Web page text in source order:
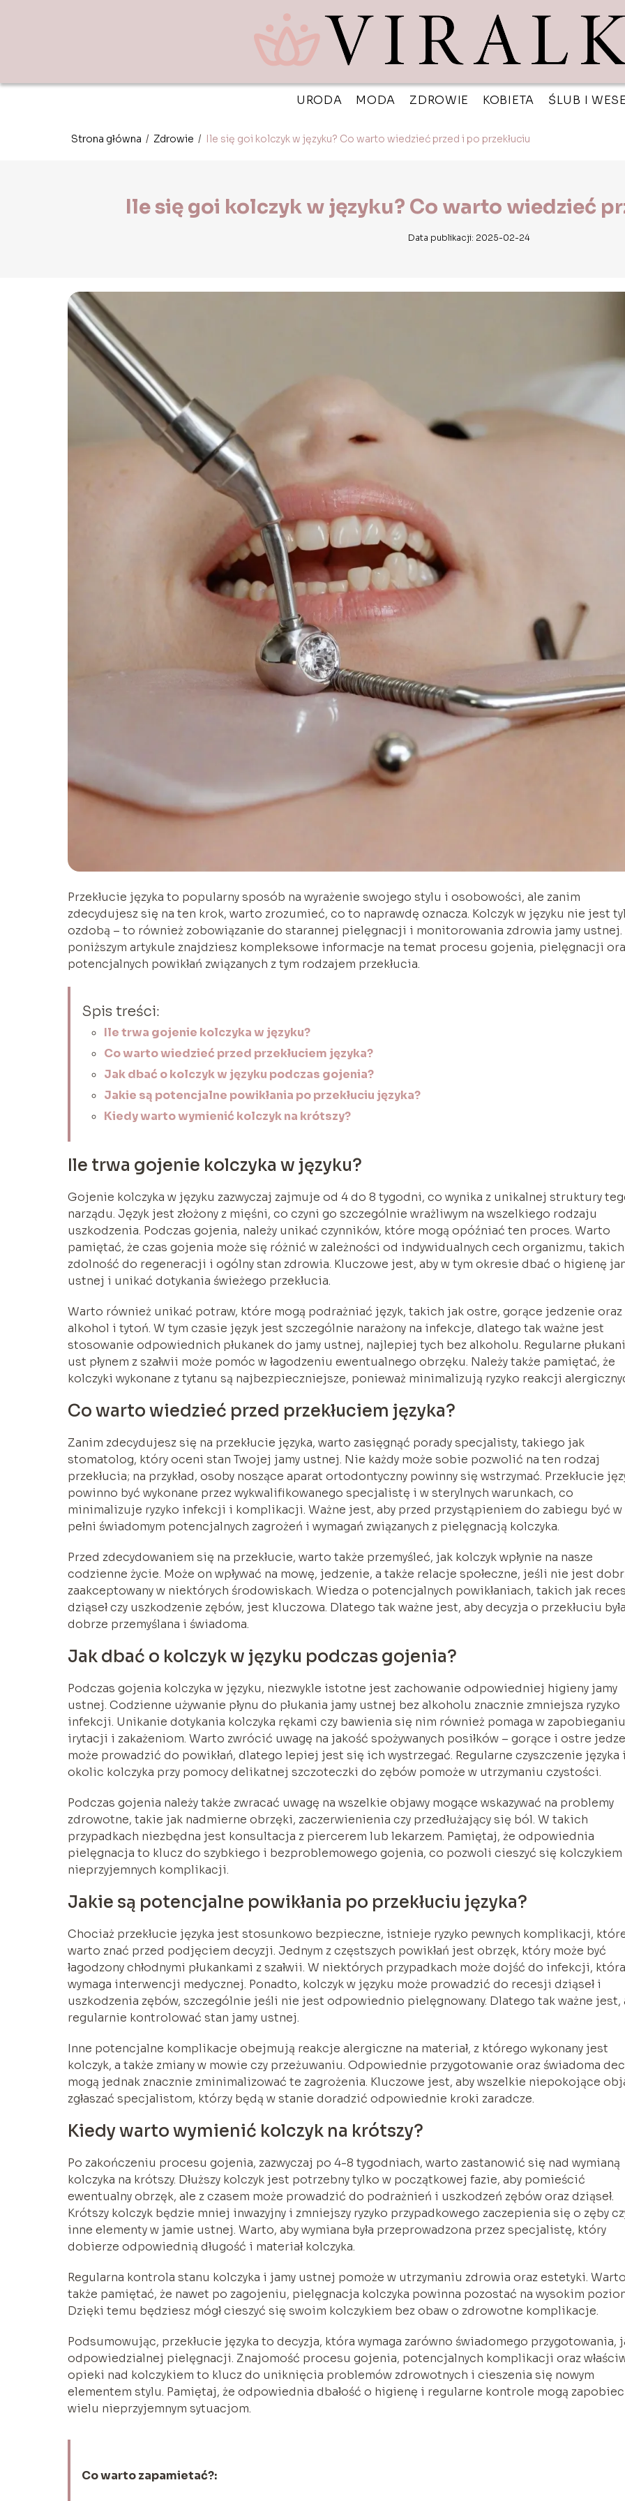
URODA MODA ZDROWIE KOBIETA ŚLUB I
Strona główna / Zdrowie / Ile się goi kolczyk w języku? Co warto wiedzieć przed i po przekłuciu
Ile się goi kolczyk w języku? Co warto wiedzieć
Data publikacji: 2025-02-24
Przekłucie języka to popularny sposób na wyrażenie swojego stylu i osobowości, ale zanim
zdecydujesz się na ten krok, warto zrozumieć, co to naprawdę oznacza. Kolczyk w języku nie jest
ozdobą – to również zobowiązanie do starannej pielęgnacji i monitorowania zdrowia jamy ustnej.
poniższym artykule znajdziesz kompleksowe informacje na temat procesu gojenia, pielęgnacji
potencjalnych powikłań związanych z tym rodzajem przekłucia.
Spis treści:
Ile trwa gojenie kolczyka w języku?
Co warto wiedzieć przed przekłuciem języka?
Jak dbać o kolczyk w języku podczas gojenia?
Jakie są potencjalne powikłania po przekłuciu języka?
Kiedy warto wymienić kolczyk na krótszy?
Ile trwa gojenie kolczyka w języku?
Gojenie kolczyka w języku zazwyczaj zajmuje od 4 do 8 tygodni, co wynika z unikalnej struktury
narządu. Język jest złożony z mięśni, co czyni go szczególnie wrażliwym na wszelkiego rodzaju
uszkodzenia. Podczas gojenia, należy unikać czynników, które mogą opóźniać ten proces. Warto
pamiętać, że czas gojenia może się różnić w zależności od indywidualnych cech organizmu,
zdolność do regeneracji i ogólny stan zdrowia. Kluczowe jest, aby w tym okresie dbać o higienę
ustnej i unikać dotykania świeżego przekłucia.
Warto również unikać potraw, które mogą podrażniać język, takich jak ostre, gorące jedzenie oraz
alkohol i tytoń. W tym czasie język jest szczególnie narażony na infekcje, dlatego tak ważne jest
stosowanie odpowiednich płukanek do jamy ustnej, najlepiej tych bez alkoholu. Regularne
ust płynem z szałwii może pomóc w łagodzeniu ewentualnego obrzęku. Należy także pamiętać, że
kolczyki wykonane z tytanu są najbezpieczniejsze, ponieważ minimalizują ryzyko reakcji
Co warto wiedzieć przed przekłuciem języka?
Zanim zdecydujesz się na przekłucie języka, warto zasięgnąć porady specjalisty, takiego jak
stomatolog, który oceni stan Twojej jamy ustnej. Nie każdy może sobie pozwolić na ten rodzaj
przekłucia; na przykład, osoby noszące aparat ortodontyczny powinny się wstrzymać. Przekłucie
powinno być wykonane przez wykwalifikowanego specjalistę i w sterylnych warunkach, co
minimalizuje ryzyko infekcji i komplikacji. Ważne jest, aby przed przystąpieniem do zabiegu być w
pełni świadomym potencjalnych zagrożeń i wymagań związanych z pielęgnacją kolczyka.
Przed zdecydowaniem się na przekłucie, warto także przemyśleć, jak kolczyk wpłynie na nasze
codzienne życie. Może on wpływać na mowę, jedzenie, a także relacje społeczne, jeśli nie jest
zaakceptowany w niektórych środowiskach. Wiedza o potencjalnych powikłaniach, takich jak
dziąseł czy uszkodzenie zębów, jest kluczowa. Dlatego tak ważne jest, aby decyzja o przekłuciu była
dobrze przemyślana i świadoma.
Jak dbać o kolczyk w języku podczas gojenia?
Podczas gojenia kolczyka w języku, niezwykle istotne jest zachowanie odpowiedniej higieny jamy
ustnej. Codzienne używanie płynu do płukania jamy ustnej bez alkoholu znacznie zmniejsza ryzyko
infekcji. Unikanie dotykania kolczyka rękami czy bawienia się nim również pomaga w zapobieganiu
irytacji i zakażeniom. Warto zwrócić uwagę na jakość spożywanych posiłków – gorące i ostre
może prowadzić do powikłań, dlatego lepiej jest się ich wystrzegać. Regularne czyszczenie języka i
okolic kolczyka przy pomocy delikatnej szczoteczki do zębów pomoże w utrzymaniu czystości.
Podczas gojenia należy także zwracać uwagę na wszelkie objawy mogące wskazywać na problemy
zdrowotne, takie jak nadmierne obrzęki, zaczerwienienia czy przedłużający się ból. W takich
przypadkach niezbędna jest konsultacja z piercerem lub lekarzem. Pamiętaj, że odpowiednia
pielęgnacja to klucz do szybkiego i bezproblemowego gojenia, co pozwoli cieszyć się kolczykiem
nieprzyjemnych komplikacji.
Jakie są potencjalne powikłania po przekłuciu języka?
Chociaż przekłucie języka jest stosunkowo bezpieczne, istnieje ryzyko pewnych komplikacji,
warto znać przed podjęciem decyzji. Jednym z częstszych powikłań jest obrzęk, który może być
łagodzony chłodnymi płukankami z szałwii. W niektórych przypadkach może dojść do infekcji, która
wymaga interwencji medycznej. Ponadto, kolczyk w języku może prowadzić do recesji dziąseł i
uszkodzenia zębów, szczególnie jeśli nie jest odpowiednio pielęgnowany. Dlatego tak ważne jest,
regularnie kontrolować stan jamy ustnej.
Inne potencjalne komplikacje obejmują reakcje alergiczne na materiał, z którego wykonany jest
kolczyk, a także zmiany w mowie czy przeżuwaniu. Odpowiednie przygotowanie oraz świadoma
mogą jednak znacznie zminimalizować te zagrożenia. Kluczowe jest, aby wszelkie niepokojące
zgłaszać specjalistom, którzy będą w stanie doradzić odpowiednie kroki zaradcze.
Kiedy warto wymienić kolczyk na krótszy?
Po zakończeniu procesu gojenia, zazwyczaj po 4-8 tygodniach, warto zastanowić się nad wymianą
kolczyka na krótszy. Dłuższy kolczyk jest potrzebny tylko w początkowej fazie, aby pomieścić
ewentualny obrzęk, ale z czasem może prowadzić do podrażnień i uszkodzeń zębów oraz dziąseł.
Krótszy kolczyk będzie mniej inwazyjny i zmniejszy ryzyko przypadkowego zaczepienia się o zęby
inne elementy w jamie ustnej. Warto, aby wymiana była przeprowadzona przez specjalistę, który
dobierze odpowiednią długość i materiał kolczyka.
Regularna kontrola stanu kolczyka i jamy ustnej pomoże w utrzymaniu zdrowia oraz estetyki. Warto
także pamiętać, że nawet po zagojeniu, pielęgnacja kolczyka powinna pozostać na wysokim
Dzięki temu będziesz mógł cieszyć się swoim kolczykiem bez obaw o zdrowotne komplikacje.
Podsumowując, przekłucie języka to decyzja, która wymaga zarówno świadomego przygotowania,
odpowiedzialnej pielęgnacji. Znajomość procesu gojenia, potencjalnych komplikacji oraz
opieki nad kolczykiem to klucz do uniknięcia problemów zdrowotnych i cieszenia się nowym
elementem stylu. Pamiętaj, że odpowiednia dbałość o higienę i regularne kontrole mogą zapobiec
wielu nieprzyjemnym sytuacjom.
Co warto zapamietać?: